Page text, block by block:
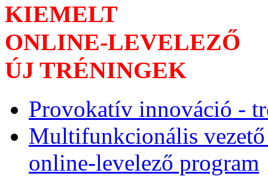
KIEMELT
ONLINE-LEVELEZŐ
ÚJ TRÉNINGEK
Provokatív innováció -
Multifunkcionális
online-levelező program